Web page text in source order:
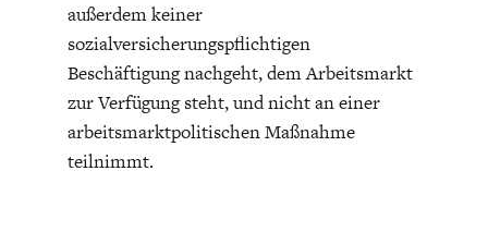
DAS DEUTSCHE
GESUNDHEITSWESEN
GELDPOLITIK
außerdem keiner
sozialversicherungspflichtigen
Beschäftigung nachgeht, dem Arbeitsmarkt
zur Verfügung steht, und nicht an einer
arbeitsmarktpolitischen Maßnahme
teilnimmt.